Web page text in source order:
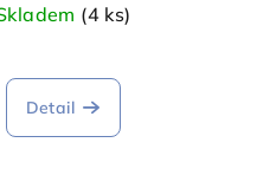
(4 ks)
Detail